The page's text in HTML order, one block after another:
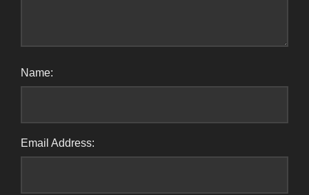
Name:
Email Address: